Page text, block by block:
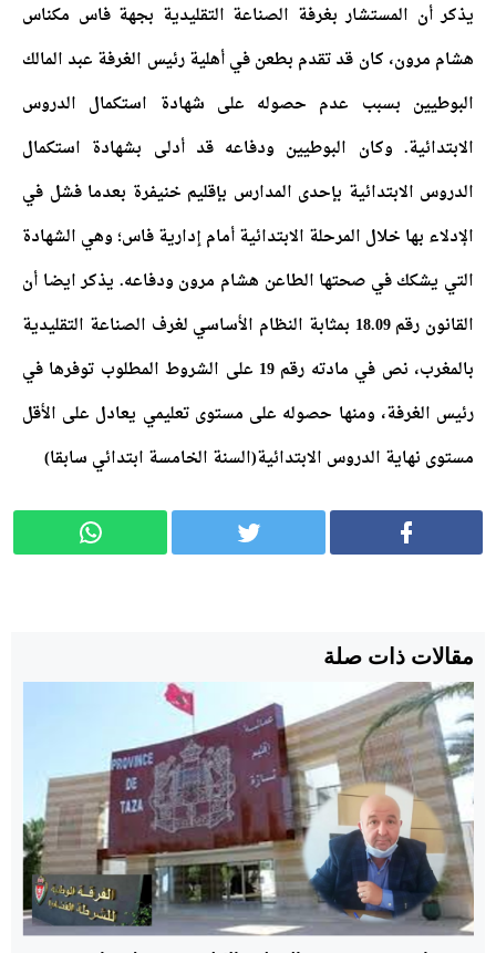
يذكر أن المستشار بغرفة الصناعة التقليدية بجهة فاس مكناس
هشام مرون، كان قد تقدم بطعن في أهلية رئيس الغرفة عبد المالك
البوطيين بسبب عدم حصوله على شهادة استكمال الدروس
الابتدائية. وكان البوطيين ودفاعه قد أدلى بشهادة استكمال
الدروس الابتدائية بإحدى المدارس بإقليم خنيفرة بعدما فشل في
الإدلاء بها خلال المرحلة الابتدائية أمام إدارية فاس؛ وهي الشهادة
التي يشكك في صحتها الطاعن هشام مرون ودفاعه. يذكر ايضا أن
القانون رقم 18.09 بمثابة النظام الأساسي لغرف الصناعة التقليدية
بالمغرب، نص في مادته رقم 19 على الشروط المطلوب توفرها في
رئيس الغرفة، ومنها حصوله على مستوى تعليمي يعادل على الأقل
مستوى نهاية الدروس الابتدائية(السنة الخامسة ابتدائي سابقا)
مقالات ذات صلة